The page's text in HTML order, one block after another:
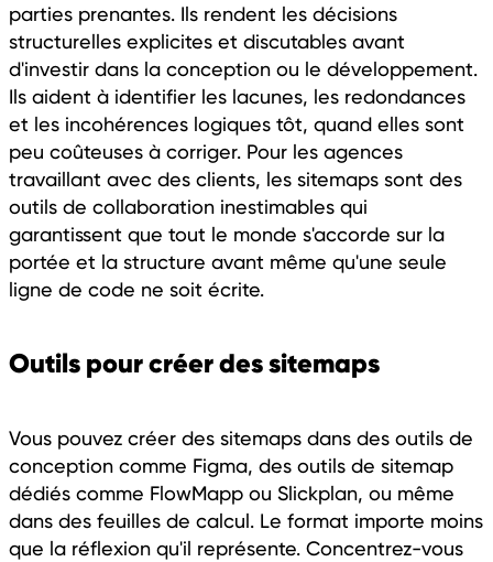
parties prenantes. Ils rendent les décisions
structurelles explicites et discutables avant
d'investir dans la conception ou le développement.
Ils aident à identifier les lacunes, les redondances
et les incohérences logiques tôt, quand elles sont
peu coûteuses à corriger. Pour les agences
travaillant avec des clients, les sitemaps sont des
outils de collaboration inestimables qui
garantissent que tout le monde s'accorde sur la
portée et la structure avant même qu'une seule
ligne de code ne soit écrite.
Outils pour créer des sitemaps
Vous pouvez créer des sitemaps dans des outils de
conception comme Figma, des outils de sitemap
dédiés comme FlowMapp ou Slickplan, ou même
dans des feuilles de calcul. Le format importe moins
que la réflexion qu'il représente. Concentrez-vous